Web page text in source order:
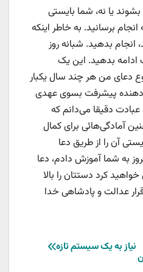
یا نه، شما بایستی
برسانید. به خاطر اینکه
انجام بدهید. شبانه روز
ادامه بدهید. این یک
دعای من هر چند سال یکبار
دهنده پیشرفت بسوی عهدی
دقیقا می‌دانم که
آمادگی‌هائی برای کمال
آن را از طریق دعا
به شما آموزش دادم، دعا
کرد دستتان را بالا
عدالت و پادشاهی خدا
نیاز به یک سیستم تازه